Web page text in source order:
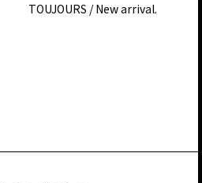
TOUJOURS / New arrival.